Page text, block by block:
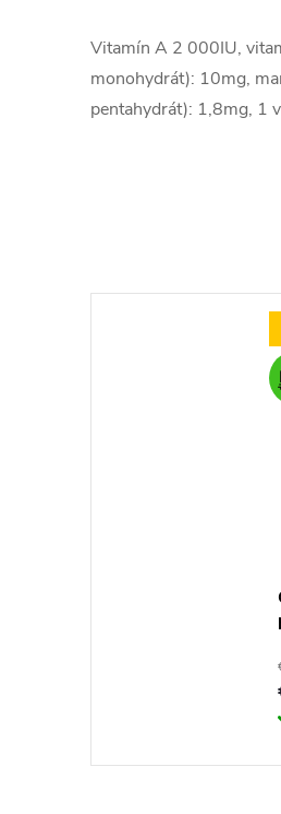
Vitamín A 2 000IU,
monohydrát): 10mg,
pentahydrát): 1,8mg, 1